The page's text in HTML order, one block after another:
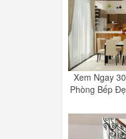
Xem Ngay
Phòng Bếp